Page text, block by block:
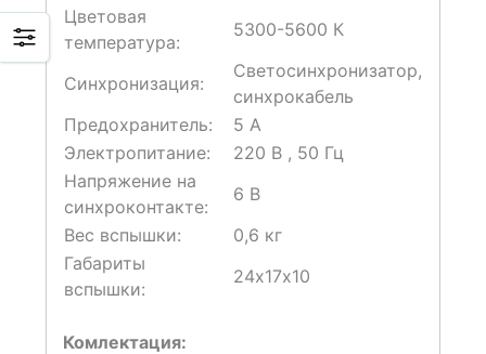
Цветовая
температура:
5300-5600 К
Синхронизация:
Светосинхронизатор,
синхрокабель
Предохранитель:
5 A
Электропитание:
220 В , 50 Гц
Напряжение на
синхроконтакте:
6 В
Вес вспышки:
0,6 кг
Габариты
вспышки:
24х17х10
Комлектация: